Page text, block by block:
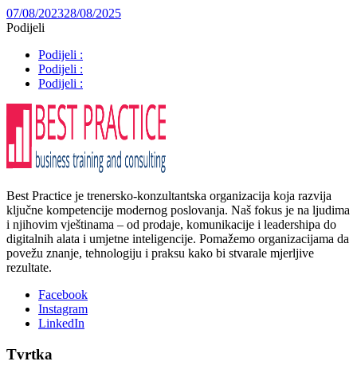
07/08/202328/08/2025
Podijeli
Podijeli :
Podijeli :
Podijeli :
Best Practice je trenersko-konzultantska organizacija koja razvija
ključne kompetencije modernog poslovanja. Naš fokus je na ljudima
i njihovim vještinama – od prodaje, komunikacije i leadershipa do
digitalnih alata i umjetne inteligencije. Pomažemo organizacijama da
povežu znanje, tehnologiju i praksu kako bi stvarale mjerljive
rezultate.
Facebook
Instagram
LinkedIn
Tvrtka